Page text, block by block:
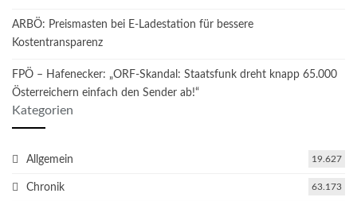
ARBÖ: Preismasten bei E-Ladestation für bessere
Kostentransparenz
FPÖ – Hafenecker: „ORF-Skandal: Staatsfunk dreht knapp 65.000
Österreichern einfach den Sender ab!“
Kategorien
Allgemein 19.627
Chronik 63.173